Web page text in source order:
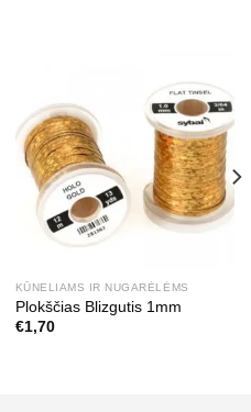
KŪNELIAMS IR NUGARĖLĖMS
Plokščias Blizgutis 1mm
€1,70